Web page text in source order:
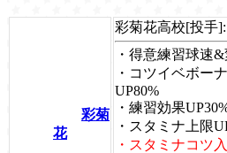
彩菊
花
彩菊花高校[投手]:
・得意練習球速
・コツイベボー
UP80%
・練習効果
・スタミナ上限
・スタミナコツ